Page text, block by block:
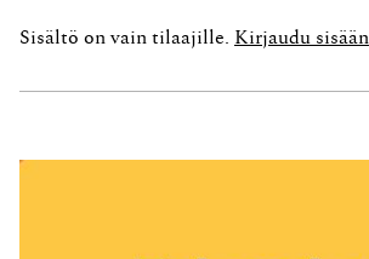
Sisältö on vain tilaajille. Kirjaudu sisään